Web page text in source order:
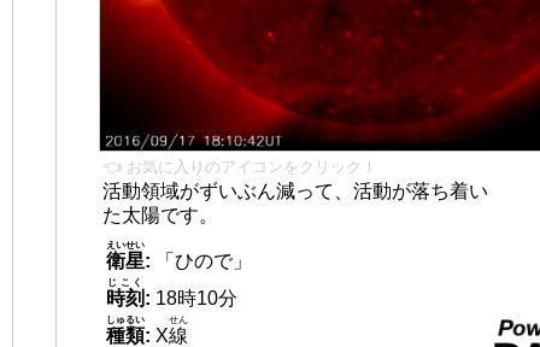
👈 お気に入りのアイコンをクリック！
活動領域がずいぶん減って、活動が落ち着い
た太陽です。
衛星
えいせい
:
「ひので」
時刻
じこく
: 18時10分
種類
しゅるい
: X線
せん